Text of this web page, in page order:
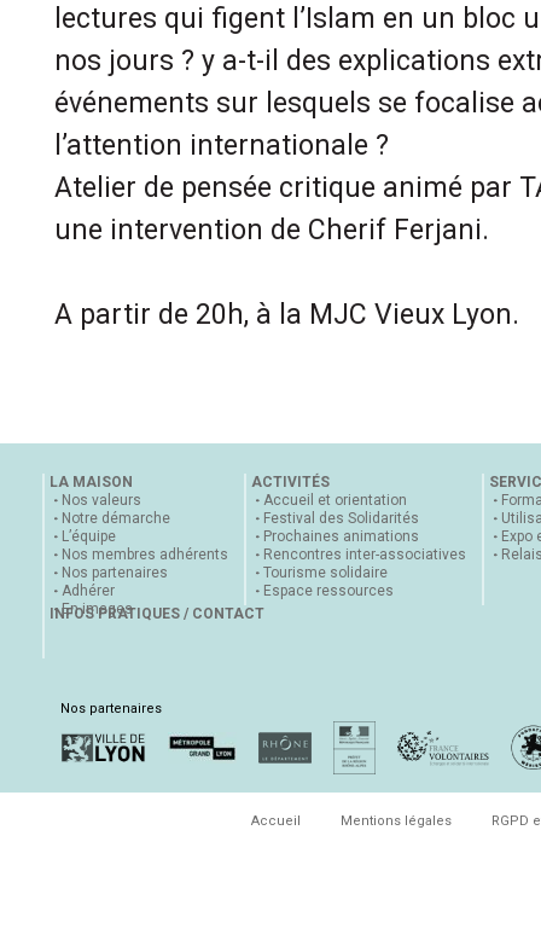
lectures qui figent l’Islam en un bloc
nos jours ? y a-t-il des explications
événements sur lesquels se focalise
l’attention internationale ?
Atelier de pensée critique animé par
une intervention de Cherif Ferjani.
A partir de 20h, à la MJC Vieux Lyon.
LA MAISON
Nos valeurs
Notre démarche
L’équipe
Nos membres adhérents
Nos partenaires
Adhérer
En images
ACTIVITÉS
Accueil et orientation
Festival des Solidarités
Prochaines animations
Rencontres inter-associatives
Tourisme solidaire
Espace ressources
Expo
INFOS PRATIQUES / CONTACT
Nos partenaires
Accueil Mentions légales RGPD